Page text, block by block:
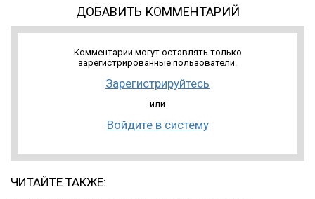
ДОБАВИТЬ КОММЕНТАРИЙ
Комментарии могут оставлять только
зарегистрированные пользователи.
Зарегистрируйтесь
или
Войдите в систему
ЧИТАЙТЕ ТАКЖЕ: